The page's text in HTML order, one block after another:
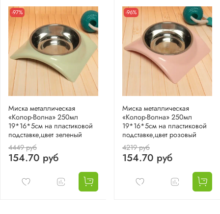
-97%
Миска металлическая
«Колор-Волна» 250мл
19*16*5см на пластиковой
подставке,цвет зеленый
4449 руб
154.70 руб
-96%
Миска металлическая
«Колор-Волна» 250мл
19*16*5см на пластиковой
подставке,цвет розовый
4219 руб
154.70 руб